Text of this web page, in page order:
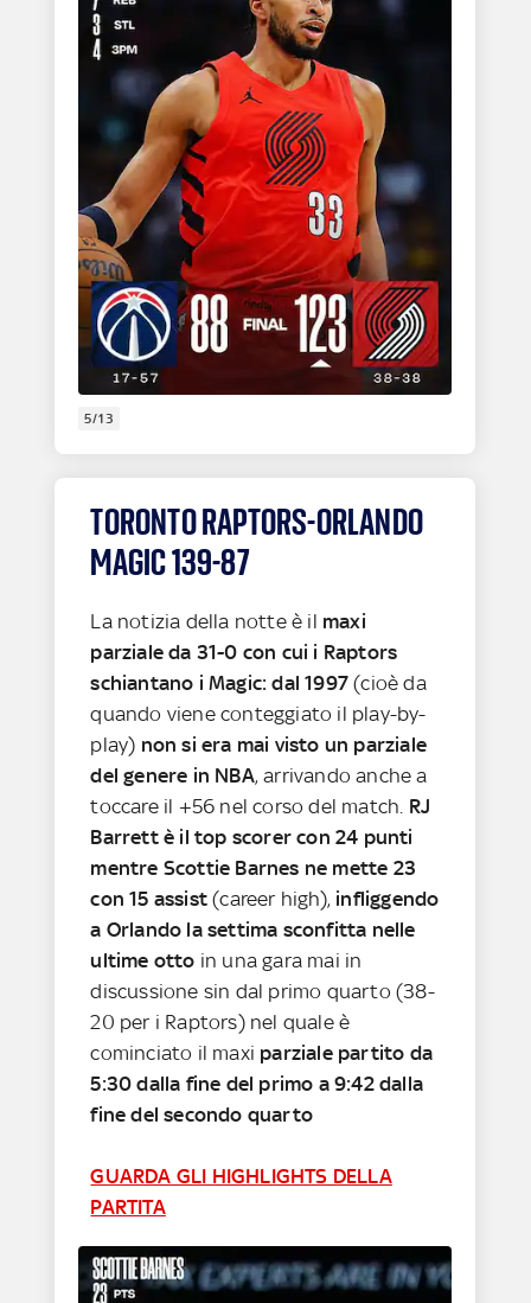
5/13
TORONTO RAPTORS-ORLANDO
MAGIC 139-87
La notizia della notte è il maxi
parziale da 31-0 con cui i Raptors
schiantano i Magic: dal 1997 (cioè da
quando viene conteggiato il play-by-
play) non si era mai visto un parziale
del genere in NBA, arrivando anche a
toccare il +56 nel corso del match. RJ
Barrett è il top scorer con 24 punti
mentre Scottie Barnes ne mette 23
con 15 assist (career high), infliggendo
a Orlando la settima sconfitta nelle
ultime otto in una gara mai in
discussione sin dal primo quarto (38-
20 per i Raptors) nel quale è
cominciato il maxi parziale partito da
5:30 dalla fine del primo a 9:42 dalla
fine del secondo quarto
GUARDA GLI HIGHLIGHTS DELLA
PARTITA